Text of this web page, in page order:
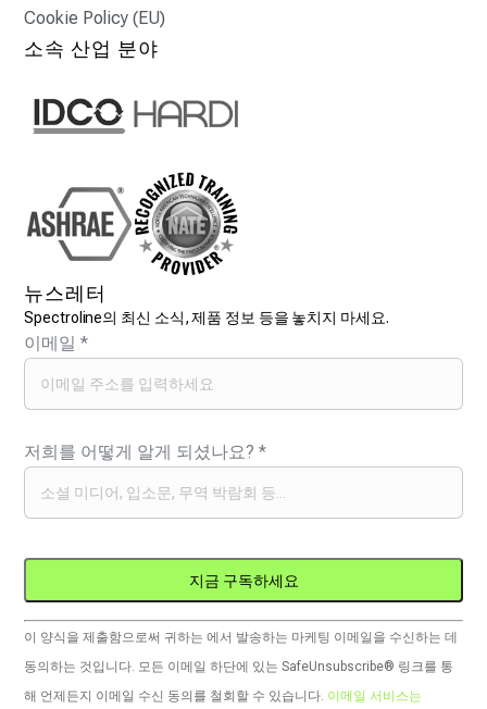
Cookie Policy (EU)
소속 산업 분야
뉴스레터
Spectroline의 최신 소식, 제품 정보 등을 놓치지 마세요.
이메일*
저희를 어떻게 알게 되셨나요?*
Constant
Contact
사
이 양식을 제출함으로써 귀하는 에서 발송하는 마케팅 이메일을 수신하는 데
동의하는 것입니다. 모든 이메일 하단에 있는 SafeUnsubscribe® 링크를 통
해 언제든지 이메일 수신 동의를 철회할 수 있습니다. 이메일 서비스는